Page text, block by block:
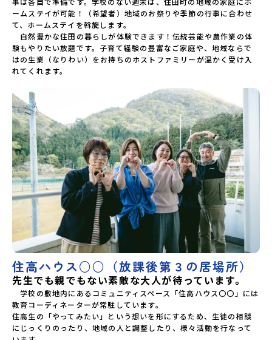
ームステイが可能！（希望者）地域のお祭りや季節の行事に合わせ
て、ホームステイを斡旋します。
自然豊かな住田の暮らしが体験できます！伝統芸能や農作業の体
験もやりたい放題です。子育て経験の豊富なご家庭や、地域ならで
はの生業（なりわい）をお持ちのホストファミリーが温かく受け入
れてくれます。
住高ハウス○○（放課後第３の居場所）
先生でも親でもない素敵な大人が待っています。
学校の敷地内にあるコミュニティスペース「住高ハウス〇〇」には
教育コーディネーターが常駐しています。
住高生の「やってみたい」という想いを形にするため、生徒の相談
にじっくりのったり、地域の人と調整したり、様々活動を行なって